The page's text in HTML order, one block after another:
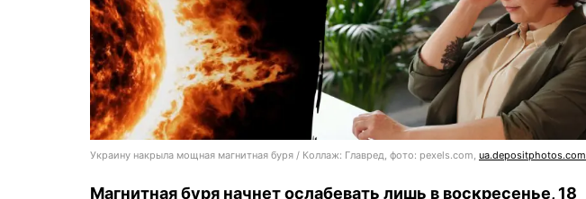
Украину накрыла мощная магнитная буря / Коллаж: Главред, фото: pexels.com, ua.depositphotos.com
Магнитная буря начнет ослабевать лишь в воскресенье, 18